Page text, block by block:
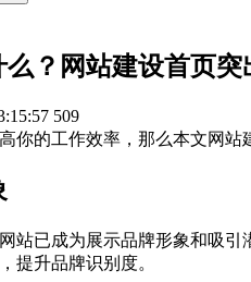
？网站建设首页
509
你的工作效率，那么本文网
站已成为展示品牌形象和吸
提升品牌识别度。